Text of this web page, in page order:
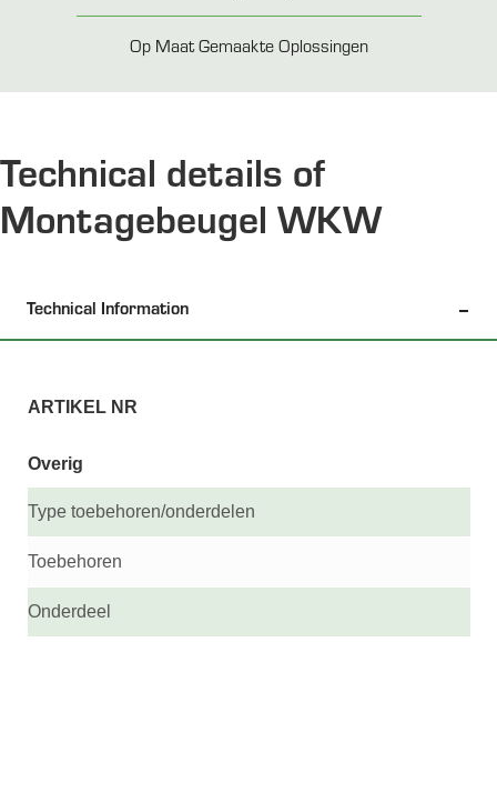
Op Maat Gemaakte Oplossingen
Technical details of
Montagebeugel WKW
Technical Information
ARTIKEL NR
Overig
Type toebehoren/onderdelen
Toebehoren
Onderdeel